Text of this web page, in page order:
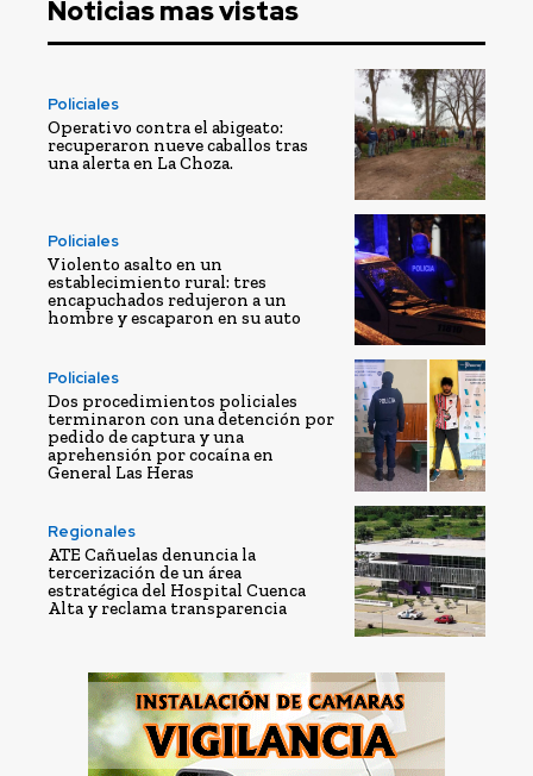
Noticias mas vistas
Policiales
Operativo contra el abigeato:
recuperaron nueve caballos tras
una alerta en La Choza.
Policiales
Violento asalto en un
establecimiento rural: tres
encapuchados redujeron a un
hombre y escaparon en su auto
Policiales
Dos procedimientos policiales
terminaron con una detención por
pedido de captura y una
aprehensión por cocaína en
General Las Heras
Regionales
ATE Cañuelas denuncia la
tercerización de un área
estratégica del Hospital Cuenca
Alta y reclama transparencia